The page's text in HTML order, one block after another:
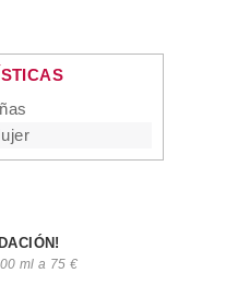
ml a 75 €